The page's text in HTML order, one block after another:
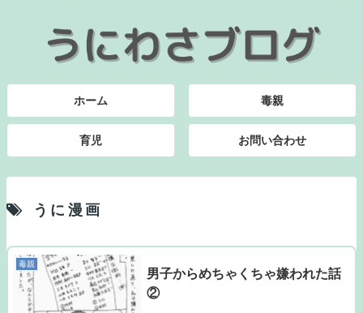
ホーム 毒親
育児 お問い合わせ
うに漫画
毒親
男子からめちゃくちゃ嫌われた話
②